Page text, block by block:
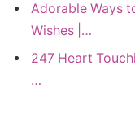
Adorable Ways
Wishes |…
247 Heart
…